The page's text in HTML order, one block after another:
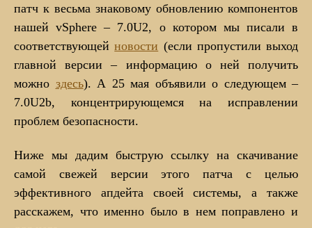
патч к весьма знаковому обновлению компонентов
нашей vSphere – 7.0U2, о котором мы писали в
соответствующейновости (если пропустили выход
главной версии – информацию о ней получить
можно здесь). А 25 мая объявили о следующем –
7.0U2b, концентрирующемся на исправлении
проблем безопасности.
Ниже мы дадим быструю ссылку на скачивание
самой свежей версии этого патча с целью
эффективного апдейта своей системы, а также
расскажем, что именно было в нем поправлено и